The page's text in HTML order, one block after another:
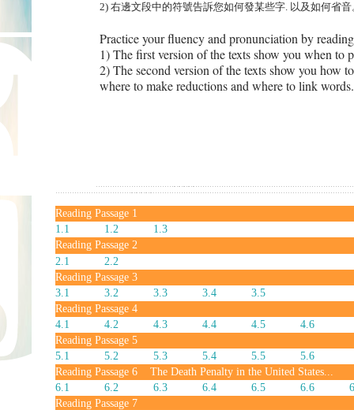
2) 右邊文段中的符號告訴您如何發某些字. 以及如何省音
Practice your fluency and pronunciation by
1) The first version of the texts show you when to
2) The second version of the texts show you how
where to make reductions and where to link words.
Reading Passage 1
1.1
1.2
1.3
Reading Passage 2
2.1
2.2
Reading Passage 3
3.1
3.2 3.3 3.4
3.5
Reading Passage 4
4.1
4.2 4.3 4.4 4.5
4.6
Reading Passage 5
5.1
5.2 5.3 5.4 5.5
5.6
Reading Passage 6 The Death Penalty in the United States...
6.1
6.2 6.3 6.4 6.5 6.6
Reading Passage 7